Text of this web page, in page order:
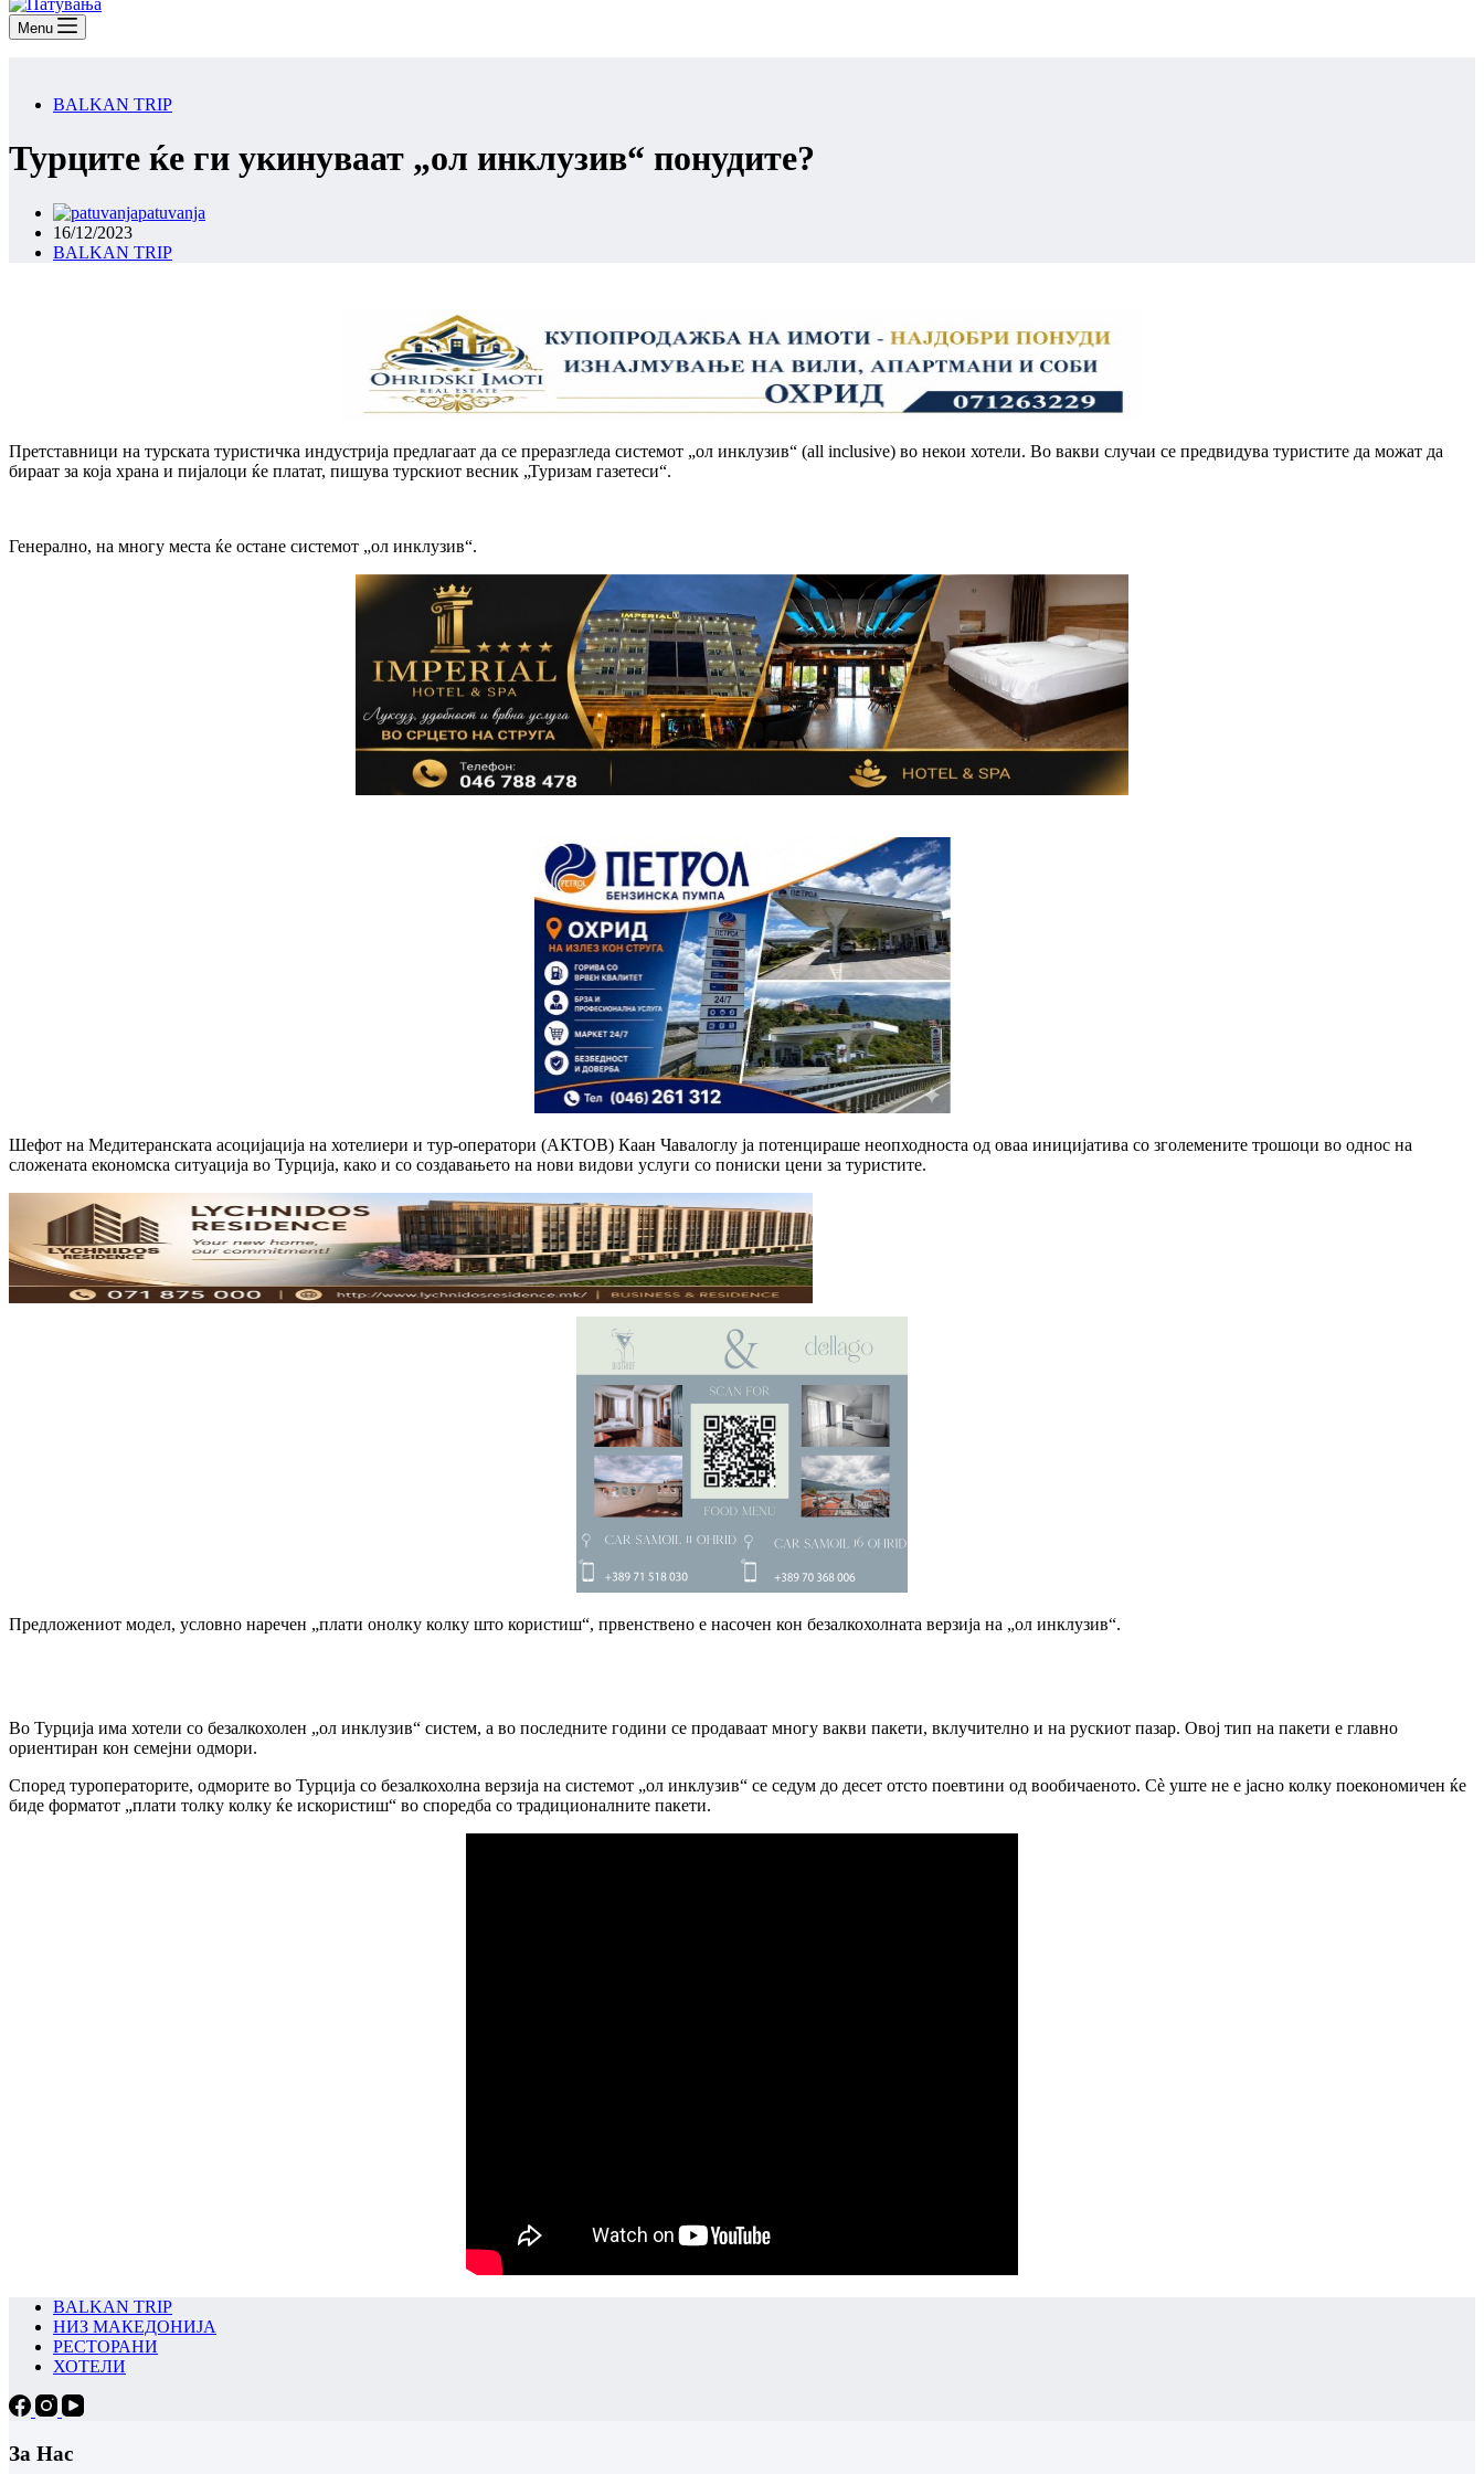
Menu
BALKAN TRIP
Турците ќе ги укинуваат „ол инклузив“ понудите?
patuvanja
16/12/2023
BALKAN TRIP
Претставници на турската туристичка индустрија предлагаат да се преразгледа системот „ол инклузив“ (all inclusive) во некои хотели. Во вакви случаи се предвидува туристите да можат да
бираат за која храна и пијалоци ќе платат, пишува турскиот весник „Туризам газетеси“.
Генерално, на многу места ќе остане системот „ол инклузив“.
Шефот на Медитеранската асоцијација на хотелиери и тур-оператори (АКТОВ) Каан Чавалоглу ја потенцираше неопходноста од оваа иницијатива со зголемените трошоци во однос на
сложената економска ситуација во Турција, како и со создавањето на нови видови услуги со пониски цени за туристите.
Предложениот модел, условно наречен „плати онолку колку што користиш“, првенствено е насочен кон безалкохолната верзија на „ол инклузив“.
Во Турција има хотели со безалкохолен „ол инклузив“ систем, а во последните години се продаваат многу вакви пакети, вклучително и на рускиот пазар. Овој тип на пакети е главно
ориентиран кон семејни одмори.
Според туроператорите, одморите во Турција со безалкохолна верзија на системот „ол инклузив“ се седум до десет отсто поевтини од вообичаеното. Сè уште не е јасно колку поекономичен ќе
биде форматот „плати толку колку ќе искористиш“ во споредба со традиционалните пакети.
BALKAN TRIP
НИЗ МАКЕДОНИЈА
РЕСТОРАНИ
ХОТЕЛИ
За Нас